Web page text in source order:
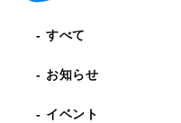
すべて
お知らせ
イベント